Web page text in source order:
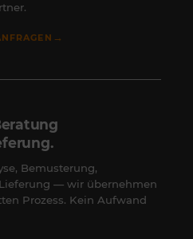
→
Bemusterung,
— wir übernehmen
Prozess. Kein Aufwand